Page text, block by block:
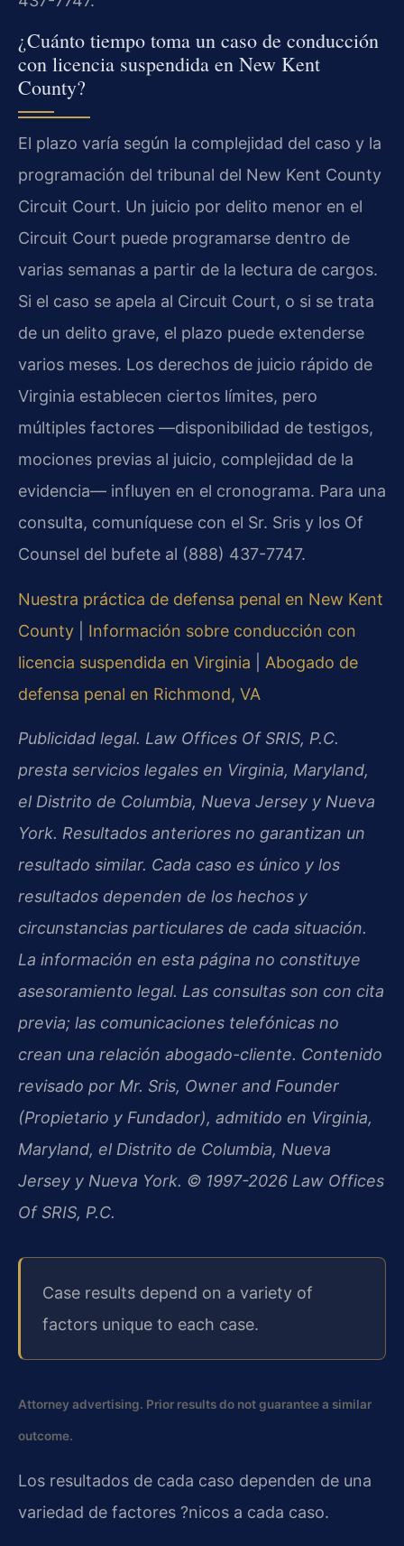
¿Cuánto tiempo toma un caso de conducción
con licencia suspendida en New Kent
County?
El plazo varía según la complejidad del caso y la
programación del tribunal del New Kent County
Circuit Court. Un juicio por delito menor en el
Circuit Court puede programarse dentro de
varias semanas a partir de la lectura de cargos.
Si el caso se apela al Circuit Court, o si se trata
de un delito grave, el plazo puede extenderse
varios meses. Los derechos de juicio rápido de
Virginia establecen ciertos límites, pero
múltiples factores —disponibilidad de testigos,
mociones previas al juicio, complejidad de la
evidencia— influyen en el cronograma. Para una
consulta, comuníquese con el Sr. Sris y los Of
Counsel del bufete al (888) 437-7747.
Nuestra práctica de defensa penal en New Kent
County
Información sobre conducción con
licencia suspendida en Virginia
Abogado de
defensa penal en Richmond, VA
Publicidad legal. Law Offices Of SRIS, P.C.
presta servicios legales en Virginia, Maryland,
el Distrito de Columbia, Nueva Jersey y Nueva
York. Resultados anteriores no garantizan un
resultado similar. Cada caso es único y los
resultados dependen de los hechos y
circunstancias particulares de cada situación.
La información en esta página no constituye
asesoramiento legal. Las consultas son con cita
previa; las comunicaciones telefónicas no
crean una relación abogado-cliente. Contenido
revisado por Mr. Sris, Owner and Founder
(Propietario y Fundador), admitido en Virginia,
Maryland, el Distrito de Columbia, Nueva
Jersey y Nueva York. © 1997-2026 Law Offices
Of SRIS, P.C.
Case results depend on a variety of
factors unique to each case.
Attorney advertising. Prior results do not guarantee a similar
outcome.
Los resultados de cada caso dependen de una
variedad de factores ?nicos a cada caso.